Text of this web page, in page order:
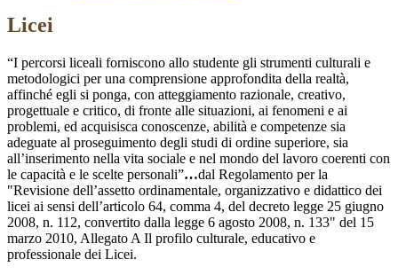
Licei
“I percorsi liceali forniscono allo studente gli strumenti culturali e
metodologici per una comprensione approfondita della realtà,
affinché egli si ponga, con atteggiamento razionale, creativo,
progettuale e critico, di fronte alle situazioni, ai fenomeni e ai
problemi, ed acquisisca conoscenze, abilità e competenze sia
adeguate al proseguimento degli studi di ordine superiore, sia
all’inserimento nella vita sociale e nel mondo del lavoro coerenti con
le capacità e le scelte personali”…dal Regolamento per la
"Revisione dell’assetto ordinamentale, organizzativo e didattico dei
licei ai sensi dell’articolo 64, comma 4, del decreto legge 25 giugno
2008, n. 112, convertito dalla legge 6 agosto 2008, n. 133" del 15
marzo 2010, Allegato A Il profilo culturale, educativo e
professionale dei Licei.